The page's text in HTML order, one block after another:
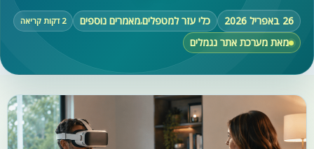
26 באפריל 2026 כלי עזר למטפלים,מאמרים נוספים 2 דקות קריאה
מאת מערכת אתר נגמלים